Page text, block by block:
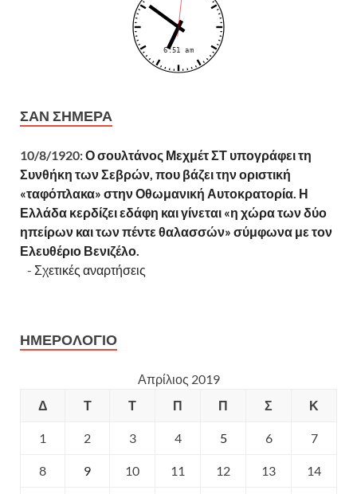
ΣΑΝ ΣΉΜΕΡΑ
10/8/1920:Ο σουλτάνος Μεχμέτ ΣΤ υπογράφει τη
Συνθήκη των Σεβρών, που βάζει την οριστική
«ταφόπλακα» στην Οθωμανική Αυτοκρατορία. Η
Ελλάδα κερδίζει εδάφη και γίνεται «η χώρα των δύο
ηπείρων και των πέντε θαλασσών» σύμφωνα με τον
Ελευθέριο Βενιζέλο.
- Σχετικές αναρτήσεις
ΗΜΕΡΟΛΟΓΙΟ
Απρίλιος 2019
Δ
Τ Τ Π Π Σ Κ
1 2 3 4 5 6 7
8 9 10 11 12 13 14